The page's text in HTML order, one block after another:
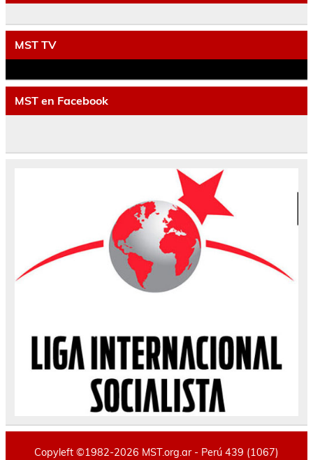
MST TV
MST en Facebook
Copyleft ©1982-2026 MST.org.ar - Perú 439 (1067)